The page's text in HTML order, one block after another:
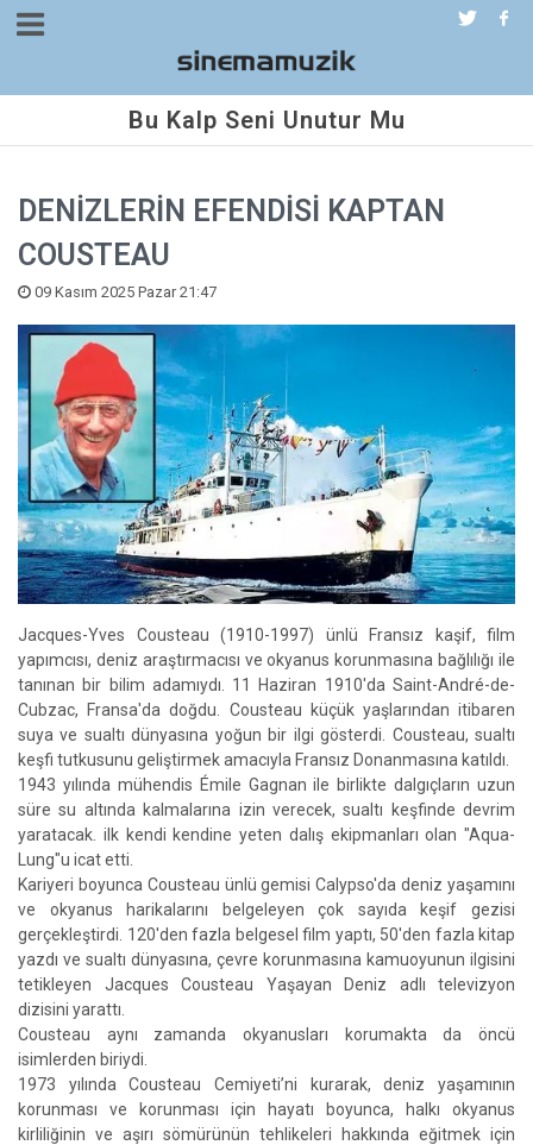
Bu Kalp Seni Unutur Mu
DENİZLERİN EFENDİSİ KAPTAN
COUSTEAU
09 Kasım 2025 Pazar 21:47
Jacques-Yves Cousteau (1910-1997) ünlü Fransız kaşif, film
yapımcısı, deniz araştırmacısı ve okyanus korunmasına bağlılığı ile
tanınan bir bilim adamıydı. 11 Haziran 1910'da Saint-André-de-
Cubzac, Fransa'da doğdu. Cousteau küçük yaşlarından itibaren
suya ve sualtı dünyasına yoğun bir ilgi gösterdi. Cousteau, sualtı
keşfi tutkusunu geliştirmek amacıyla Fransız Donanmasına katıldı.
1943 yılında mühendis Émile Gagnan ile birlikte dalgıçların uzun
süre su altında kalmalarına izin verecek, sualtı keşfinde devrim
yaratacak. ilk kendi kendine yeten dalış ekipmanları olan "Aqua-
Lung"u icat etti.
Kariyeri boyunca Cousteau ünlü gemisi Calypso'da deniz yaşamını
ve okyanus harikalarını belgeleyen çok sayıda keşif gezisi
gerçekleştirdi. 120'den fazla belgesel film yaptı, 50'den fazla kitap
yazdı ve sualtı dünyasına, çevre korunmasına kamuoyunun ilgisini
tetikleyen Jacques Cousteau Yaşayan Deniz adlı televizyon
dizisini yarattı.
Cousteau aynı zamanda okyanusları korumakta da öncü
isimlerden biriydi.
1973 yılında Cousteau Cemiyeti’ni kurarak, deniz yaşamının
korunması ve korunması için hayatı boyunca, halkı okyanus
kirliliğinin ve aşırı sömürünün tehlikeleri hakkında eğitmek için